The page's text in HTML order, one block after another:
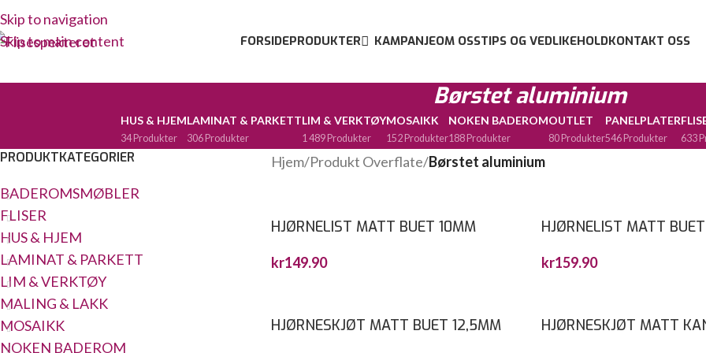
Skip to navigation
Skip to main content
FORSIDEPRODUKTER KAMPANJEOM OSSTIPS OG VEDLIKEHOLDKONTAKT OSS
Børstet aluminium
HUS & HJEM
34 Produkter
LAMINAT & PARKETT
306 Produkter
LIM & VERKTØY
1 489 Produkter
MOSAIKK
152 Produkter
NOKEN BADEROM
188 Produkter
OUTLET
80 Produkter
PANELPLATER
546 Produkter 633
PRODUKTKATEGORIER
BADEROMSMØBLER
FLISER
HUS & HJEM
LAMINAT & PARKETT
LIM & VERKTØY
MALING & LAKK
MOSAIKK
NOKEN BADEROM
Hjem/Produkt Overflate/Børstet aluminium
HJØRNELIST MATT BUET 10MM
kr149.90
HJØRNELIST MATT
kr159.90
HJØRNESKJØT MATT BUET 12,5MM HJØRNESKJØT MATT